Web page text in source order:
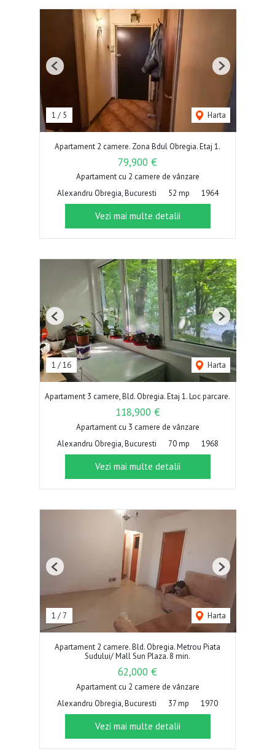
1 / 5 Harta
Previous Next
Apartament 2 camere. Zona Bdul Obregia. Etaj 1.
79,900 €
Apartament cu 2 camere de vânzare
Alexandru Obregia, Bucuresti
52 mp 1964
Vezi mai multe detalii
1 /16 Harta
Previous Next
Apartament 3 camere, Bld. Obregia. Etaj 1. Loc parcare.
118,900 €
Apartament cu 3 camere de vânzare
Alexandru Obregia, Bucuresti
70 mp 1968
Vezi mai multe detalii
1 / 7 Harta
Previous Next
Apartament 2 camere. Bld. Obregia. Metrou Piata
Sudului/ Mall Sun Plaza. 8 min.
62,000 €
Apartament cu 2 camere de vânzare
Alexandru Obregia, Bucuresti
37 mp 1970
Vezi mai multe detalii